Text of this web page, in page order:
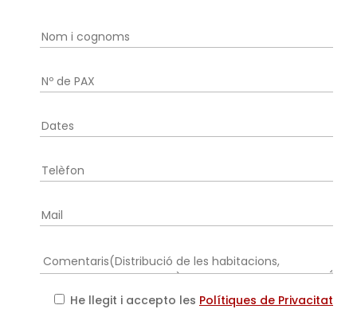
He llegit i accepto les Polítiques de Privacitat